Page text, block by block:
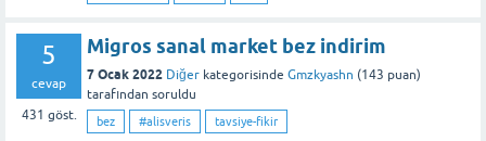
5
cevap
431 göst.
Migros sanal market bez indirim
7 Ocak 2022 Diğer kategorisinde Gmzkyashn (143 puan)
tarafından soruldu
bez #alisveris tavsiye-fikir